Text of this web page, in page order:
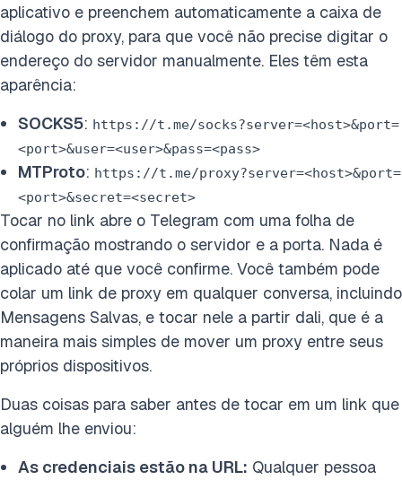
aplicativo e preenchem automaticamente a caixa de
diálogo do proxy, para que você não precise digitar o
endereço do servidor manualmente. Eles têm esta
aparência:
SOCKS5: https://t.me/socks?server=<host>&port=
<port>&user=<user>&pass=<pass>
MTProto: https://t.me/proxy?server=<host>&port=
<port>&secret=<secret>
Tocar no link abre o Telegram com uma folha de
confirmação mostrando o servidor e a porta. Nada é
aplicado até que você confirme. Você também pode
colar um link de proxy em qualquer conversa, incluindo
Mensagens Salvas, e tocar nele a partir dali, que é a
maneira mais simples de mover um proxy entre seus
próprios dispositivos.
Duas coisas para saber antes de tocar em um link que
alguém lhe enviou:
As credenciais estão na URL: Qualquer pessoa